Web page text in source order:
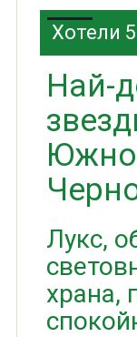
Хотели 5
Най-
Лукс,
храна,